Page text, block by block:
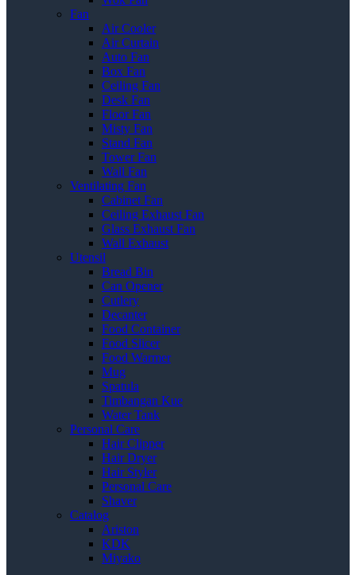
Fan
Air Cooler
Air Curtain
Auto Fan
Box Fan
Ceiling Fan
Desk Fan
Floor Fan
Misty Fan
Stand Fan
Tower Fan
Wall Fan
Ventilating Fan
Cabinet Fan
Ceiling Exhaust Fan
Glass Exhaust Fan
Wall Exhaust
Utensil
Bread Bin
Can Opener
Cutlery
Decanter
Food Container
Food Slicer
Food Warmer
Mug
Spatula
Timbangan Kue
Water Tank
Personal Care
Hair Clipper
Hair Dryer
Hair Styler
Personal Care
Shaver
Catalog
Ariston
KDK
Miyako